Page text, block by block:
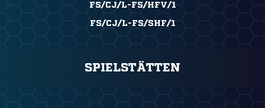
FS/CJ/L-FS/HFV/1
FS/CJ/L-FS/SHF/1
SPIELSTÄTTEN